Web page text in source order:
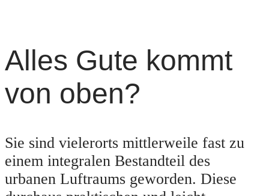
Alles Gute kommt
von oben?
Sie sind vielerorts mittlerweile fast zu
einem integralen Bestandteil des
urbanen Luftraums geworden. Diese